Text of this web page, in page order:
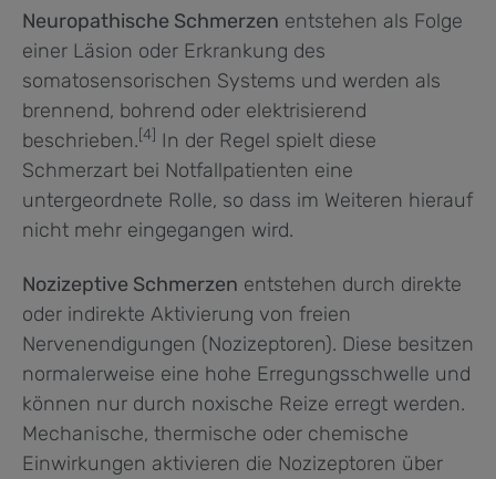
Neuropathische Schmerzen entstehen als Folge
einer Läsion oder Erkrankung des
somatosensorischen Systems und werden als
brennend, bohrend oder elektrisierend
beschrieben.[4] In der Regel spielt diese
Schmerzart bei Notfallpatienten eine
untergeordnete Rolle, so dass im Weiteren hierauf
nicht mehr eingegangen wird.
Nozizeptive Schmerzen entstehen durch direkte
oder indirekte Aktivierung von freien
Nervenendigungen (Nozizeptoren). Diese besitzen
normalerweise eine hohe Erregungsschwelle und
können nur durch noxische Reize erregt werden.
Mechanische, thermische oder chemische
Einwirkungen aktivieren die Nozizeptoren über